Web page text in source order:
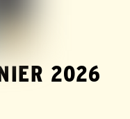
2026